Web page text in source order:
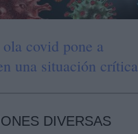
covid pone a
una situación crítica
DIVERSAS